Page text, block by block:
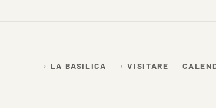
LA BASILICA VISITARE